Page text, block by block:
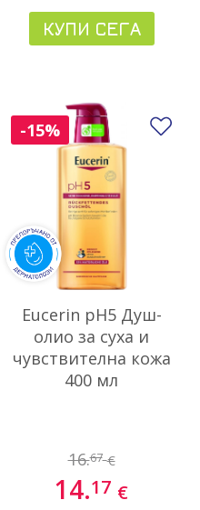
КУПИ СЕГА
Добави в любими
Eucerin pH5 Душ-
олио за суха и
чувствителна кожа
400 мл
16.67 €
14.17 €
-15%